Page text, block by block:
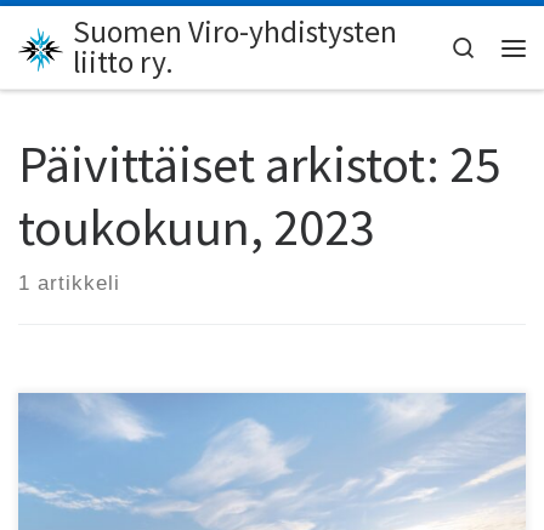
Skip to content
Suomen Viro-yhdistysten
liitto ry.
Search
Päivittäiset arkistot: 25
toukokuun, 2023
1 artikkeli